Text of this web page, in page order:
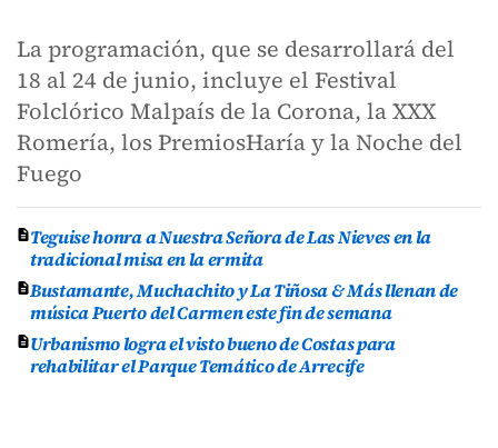
La programación, que se desarrollará del
18 al 24 de junio, incluye el Festival
Folclórico Malpaís de la Corona, la XXX
Romería, los PremiosHaría y la Noche del
Fuego
Teguise honra a Nuestra Señora de Las Nieves en la
tradicional misa en la ermita
Bustamante, Muchachito y La Tiñosa & Más llenan de
música Puerto del Carmen este fin de semana
Urbanismo logra el visto bueno de Costas para
rehabilitar el Parque Temático de Arrecife